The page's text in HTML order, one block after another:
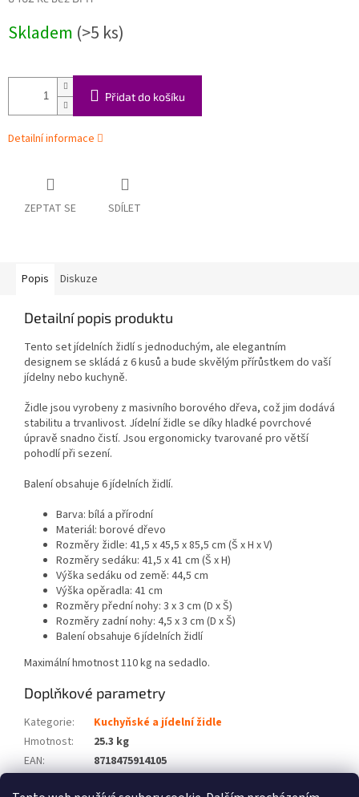
cena:
Skladem (>5 ks)
Přidat do košíku
Detailní informace
ZEPTAT SE SDÍLET
Popis Diskuze
Detailní popis produktu
Tento set jídelních židlí s jednoduchým, ale elegantním
designem se skládá z 6 kusů a bude skvělým přírůstkem do vaší
jídelny nebo kuchyně.
Židle jsou vyrobeny z masivního borového dřeva, což jim dodává
stabilitu a trvanlivost. Jídelní židle se díky hladké povrchové
úpravě snadno čistí. Jsou ergonomicky tvarované pro větší
pohodlí při sezení.
Balení obsahuje 6 jídelních židlí.
Barva: bílá a přírodní
Materiál: borové dřevo
Rozměry židle: 41,5 x 45,5 x 85,5 cm (Š x H x V)
Rozměry sedáku: 41,5 x 41 cm (Š x H)
Výška sedáku od země: 44,5 cm
Výška opěradla: 41 cm
Rozměry přední nohy: 3 x 3 cm (D x Š)
Rozměry zadní nohy: 4,5 x 3 cm (D x Š)
Balení obsahuje 6 jídelních židlí
Maximální hmotnost 110 kg na sedadlo.
Doplňkové parametry
Kategorie:
Kuchyňské a jídelní židle
Hmotnost:
25.3 kg
EAN:
8718475914105